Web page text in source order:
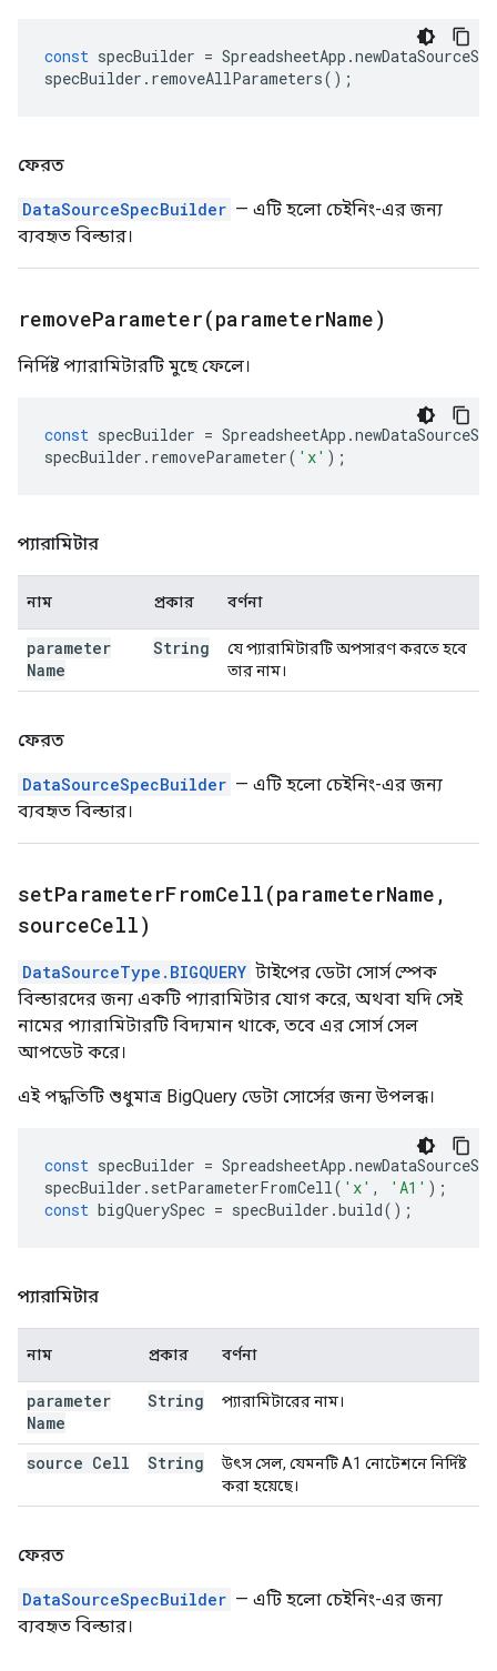
const specBuilder = SpreadsheetApp .
specBuilder . removeAllParameters();
ফেরত
DataSourceSpecBuilder — এটি হলো চেইনিং-এর জন্য
ব্যবহৃত বিল্ডার।
removeParameter(parameterName)
নির্দিষ্ট প্যারামিটারটি মুছে ফেলে।
const specBuilder = SpreadsheetApp .
specBuilder . removeParameter( 'x' );
প্যারামিটার
নাম প্রকার বর্ণনা
parameter
Name
String
যে প্যারামিটারটি অপসারণ করতে হবে
তার নাম।
ফেরত
DataSourceSpecBuilder — এটি হলো চেইনিং-এর জন্য
ব্যবহৃত বিল্ডার।
setParameterFromCell(parameterName ,
sourceCell)
DataSourceType.BIGQUERY টাইপের ডেটা সোর্স স্পেক
বিল্ডারদের জন্য একটি প্যারামিটার যোগ করে, অথবা যদি সেই
নামের প্যারামিটারটি বিদ্যমান থাকে, তবে এর সোর্স সেল
আপডেট করে।
এই পদ্ধতিটি শুধুমাত্র BigQuery ডেটা সোর্সের জন্য উপলব্ধ।
const specBuilder = SpreadsheetApp .
specBuilder . setParameterFromCell( 'x' , 'A1' );
const bigQuerySpec = specBuilder .build();
প্যারামিটার
নাম প্রকার বর্ণনা
parameter
Name
String প্যারামিটারের নাম।
source Cell String
উৎস সেল, যেমনটি A1 নোটেশনে নির্দিষ্ট
করা হয়েছে।
ফেরত
DataSourceSpecBuilder — এটি হলো চেইনিং-এর জন্য
ব্যবহৃত বিল্ডার।